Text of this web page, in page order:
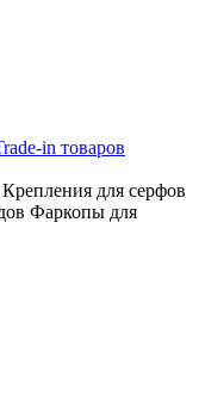
in товаров
Крепления для серфов
Фаркопы для